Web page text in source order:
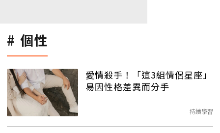
個性
愛情殺手！「這3組情侶星座」
易因性格差異而分手
持續學習